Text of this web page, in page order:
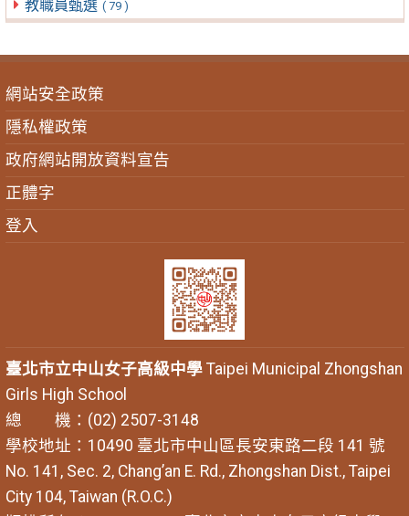
教職員甄選 ( 79 )
網站安全政策
隱私權政策
政府網站開放資料宣告
正體字
登入
臺北市立中山女子高級中學Taipei Municipal Zhongshan
Girls High School
總 機：(02) 2507-3148
學校地址：10490 臺北市中山區長安東路二段 141 號
No. 141, Sec. 2, Chang’an E. Rd., Zhongshan Dist., Taipei
City 104, Taiwan (R.O.C.)